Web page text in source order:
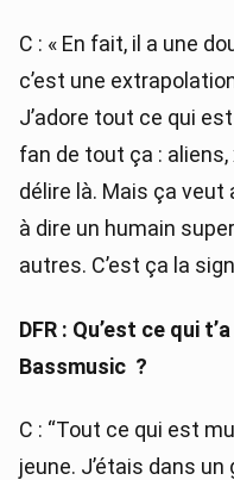
C : « En fait, il a une
c’est une
J’adore tout ce qui
fan de tout ça :
délire là. Mais ça veut
à dire un humain
autres. C’est ça la
DFR : Qu’est ce qui
Bassmusic ?
C : “Tout ce qui est
jeune. J’étais dans